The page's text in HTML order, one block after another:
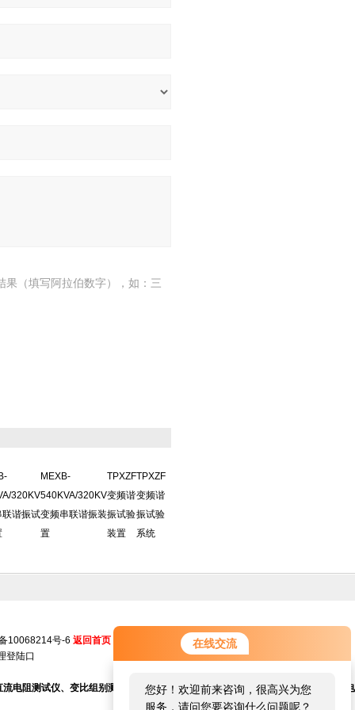
在线交流
您好！欢迎前来咨询，很高兴为您
服务，请问您要咨询什么问题呢？
果（填写阿拉伯数字），如：三
320KV
联谐振试
MEXB-
540KVA/320KV
变频串联谐振装
置
TPXZF
变频谐
振试验
装置
TPXZF
变频谐
振试验
系统
10068214号-6 返回首页
登陆口
电阻测试仪、变比组别测试仪、高压开关机械特性测试仪、大电流发生器、回路电